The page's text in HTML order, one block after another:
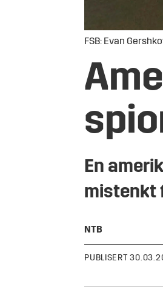
FSB: Evan
En
mistenkt
NTB
PUBLISERT